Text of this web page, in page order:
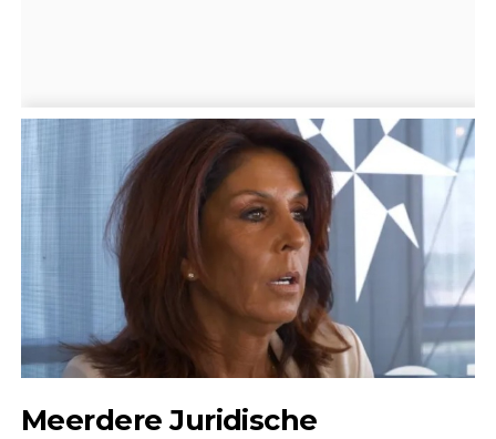
Meerdere Juridische